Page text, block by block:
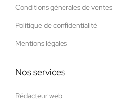
Conditions générales de ventes
Politique de confidentialité
Mentions légales
Nos services
Rédacteur web